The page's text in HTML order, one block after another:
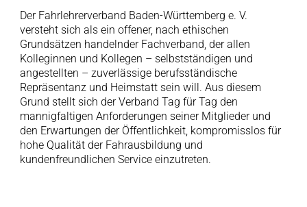
Der Fahrlehrerverband Baden-Württemberg e. V.
versteht sich als ein offener, nach ethischen
Grundsätzen handelnder Fachverband, der allen
Kolleginnen und Kollegen – selbstständigen und
angestellten – zuverlässige berufsständische
Repräsentanz und Heimstatt sein will. Aus diesem
Grund stellt sich der Verband Tag für Tag den
mannigfaltigen Anforderungen seiner Mitglieder und
den Erwartungen der Öffentlichkeit, kompromisslos für
hohe Qualität der Fahrausbildung und
kundenfreundlichen Service einzutreten.